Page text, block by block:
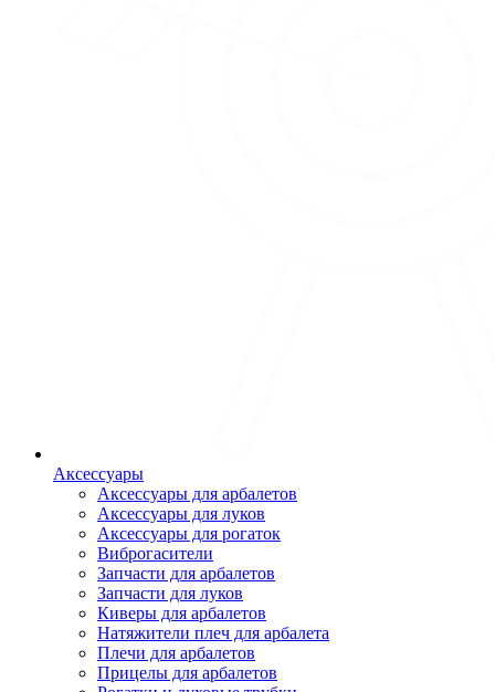
Аксессуары
Аксессуары для арбалетов
Аксессуары для луков
Аксессуары для рогаток
Виброгасители
Запчасти для арбалетов
Запчасти для луков
Киверы для арбалетов
Натяжители плеч для арбалета
Плечи для арбалетов
Прицелы для арбалетов